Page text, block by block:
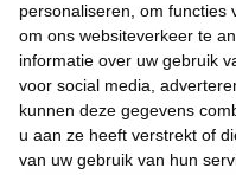
personaliseren, om functies
om ons websiteverkeer te
informatie over uw gebruik
voor social media,
kunnen deze gegevens
u aan ze heeft verstrekt of
van uw gebruik van hun
Over